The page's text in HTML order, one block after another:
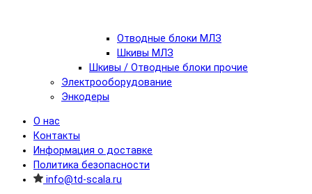
Отводные блоки МЛЗ
Шкивы МЛЗ
Шкивы / Отводные блоки прочие
Электрооборудование
Энкодеры
О нас
Контакты
Информация о доставке
Политика безопасности
info@td-scala.ru